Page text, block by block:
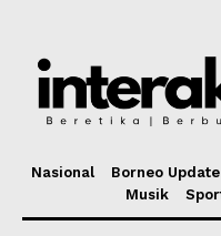
Nasional Borneo Update
Musik